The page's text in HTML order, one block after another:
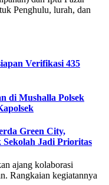
Penghulu, lurah, dan
Verifikasi 435
di Mushalla Polsek
Green City,
Jadi Prioritas
ajang kolaborasi
Rangkaian kegiatannya